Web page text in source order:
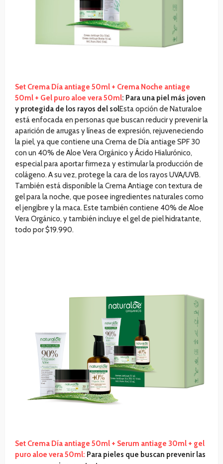
Set Crema Día antiage 50ml + Crema Noche antiage
50ml + Gel puro aloe vera 50ml: Para una piel más joven
y protegida de los rayos del solEsta opción de Naturaloe
está enfocada en personas que buscan reducir y prevenir la
aparición de arrugas y líneas de expresión, rejuveneciendo
la piel, ya que contiene una Crema de Día antiage SPF 30
con un 40% de Aloe Vera Orgánico y Ácido Hialurónico,
especial para aportar firmeza y estimular la producción de
colágeno. A su vez, protege la cara de los rayos UVA/UVB.
También está disponible la Crema Antiage con textura de
gel para la noche, que posee ingredientes naturales como
el jengibre y la maca. Este también contiene 40% de Aloe
Vera Orgánico, y también incluye el gel de piel hidratante,
todo por $19.990.
Set Crema Día antiage 50ml + Serum antiage 30ml + gel
puro aloe vera 50ml: Para pieles que buscan prevenir las